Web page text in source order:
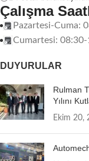
Çalışma
Pazartesi-Cuma:
Cumartesi:
DUYURULAR
Rulman
Yılını
Ekim 20,